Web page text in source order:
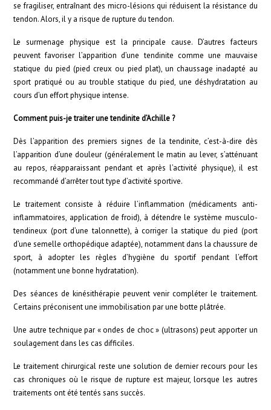
se fragiliser, entraînant des micro-lésions qui réduisent la résistance du
tendon. Alors, il y a risque de rupture du tendon.
Le surmenage physique est la principale cause. D’autres facteurs
peuvent favoriser l’apparition d’une tendinite comme une mauvaise
statique du pied (pied creux ou pied plat), un chaussage inadapté au
sport pratiqué ou au trouble statique du pied, une déshydratation au
cours d’un effort physique intense.
Comment puis-je traiter une tendinite d’Achille ?
Dès l’apparition des premiers signes de la tendinite, c’est-à-dire dès
l’apparition d’une douleur (généralement le matin au lever, s’atténuant
au repos, réapparaissant pendant et après l’activité physique), il est
recommandé d’arrêter tout type d’activité sportive.
Le traitement consiste à réduire l’inflammation (médicaments anti-
inflammatoires, application de froid), à détendre le système musculo-
tendineux (port d’une talonnette), à corriger la statique du pied (port
d’une semelle orthopédique adaptée), notamment dans la chaussure de
sport, à adopter les règles d’hygiène du sportif pendant l’effort
(notamment une bonne hydratation).
Des séances de kinésithérapie peuvent venir compléter le traitement.
Certains préconisent une immobilisation par une botte plâtrée.
Une autre technique par « ondes de choc » (ultrasons) peut apporter un
soulagement dans les cas difficiles.
Le traitement chirurgical reste une solution de dernier recours pour les
cas chroniques où le risque de rupture est majeur, lorsque les autres
traitements ont été tentés sans succès.